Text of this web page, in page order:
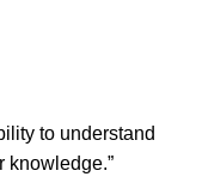
to understand
knowledge.”